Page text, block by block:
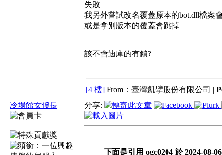
失敗
我另外嘗試改名覆蓋原本的bot.dll檔案
或是拿別版本的覆蓋會跳掉
該不會迪庫的有鎖?
[4 樓] From：臺灣凱擘股份有限公司 |
冷場館女僕長
分享:
下面是引用 ogc0204 於 2024-08-